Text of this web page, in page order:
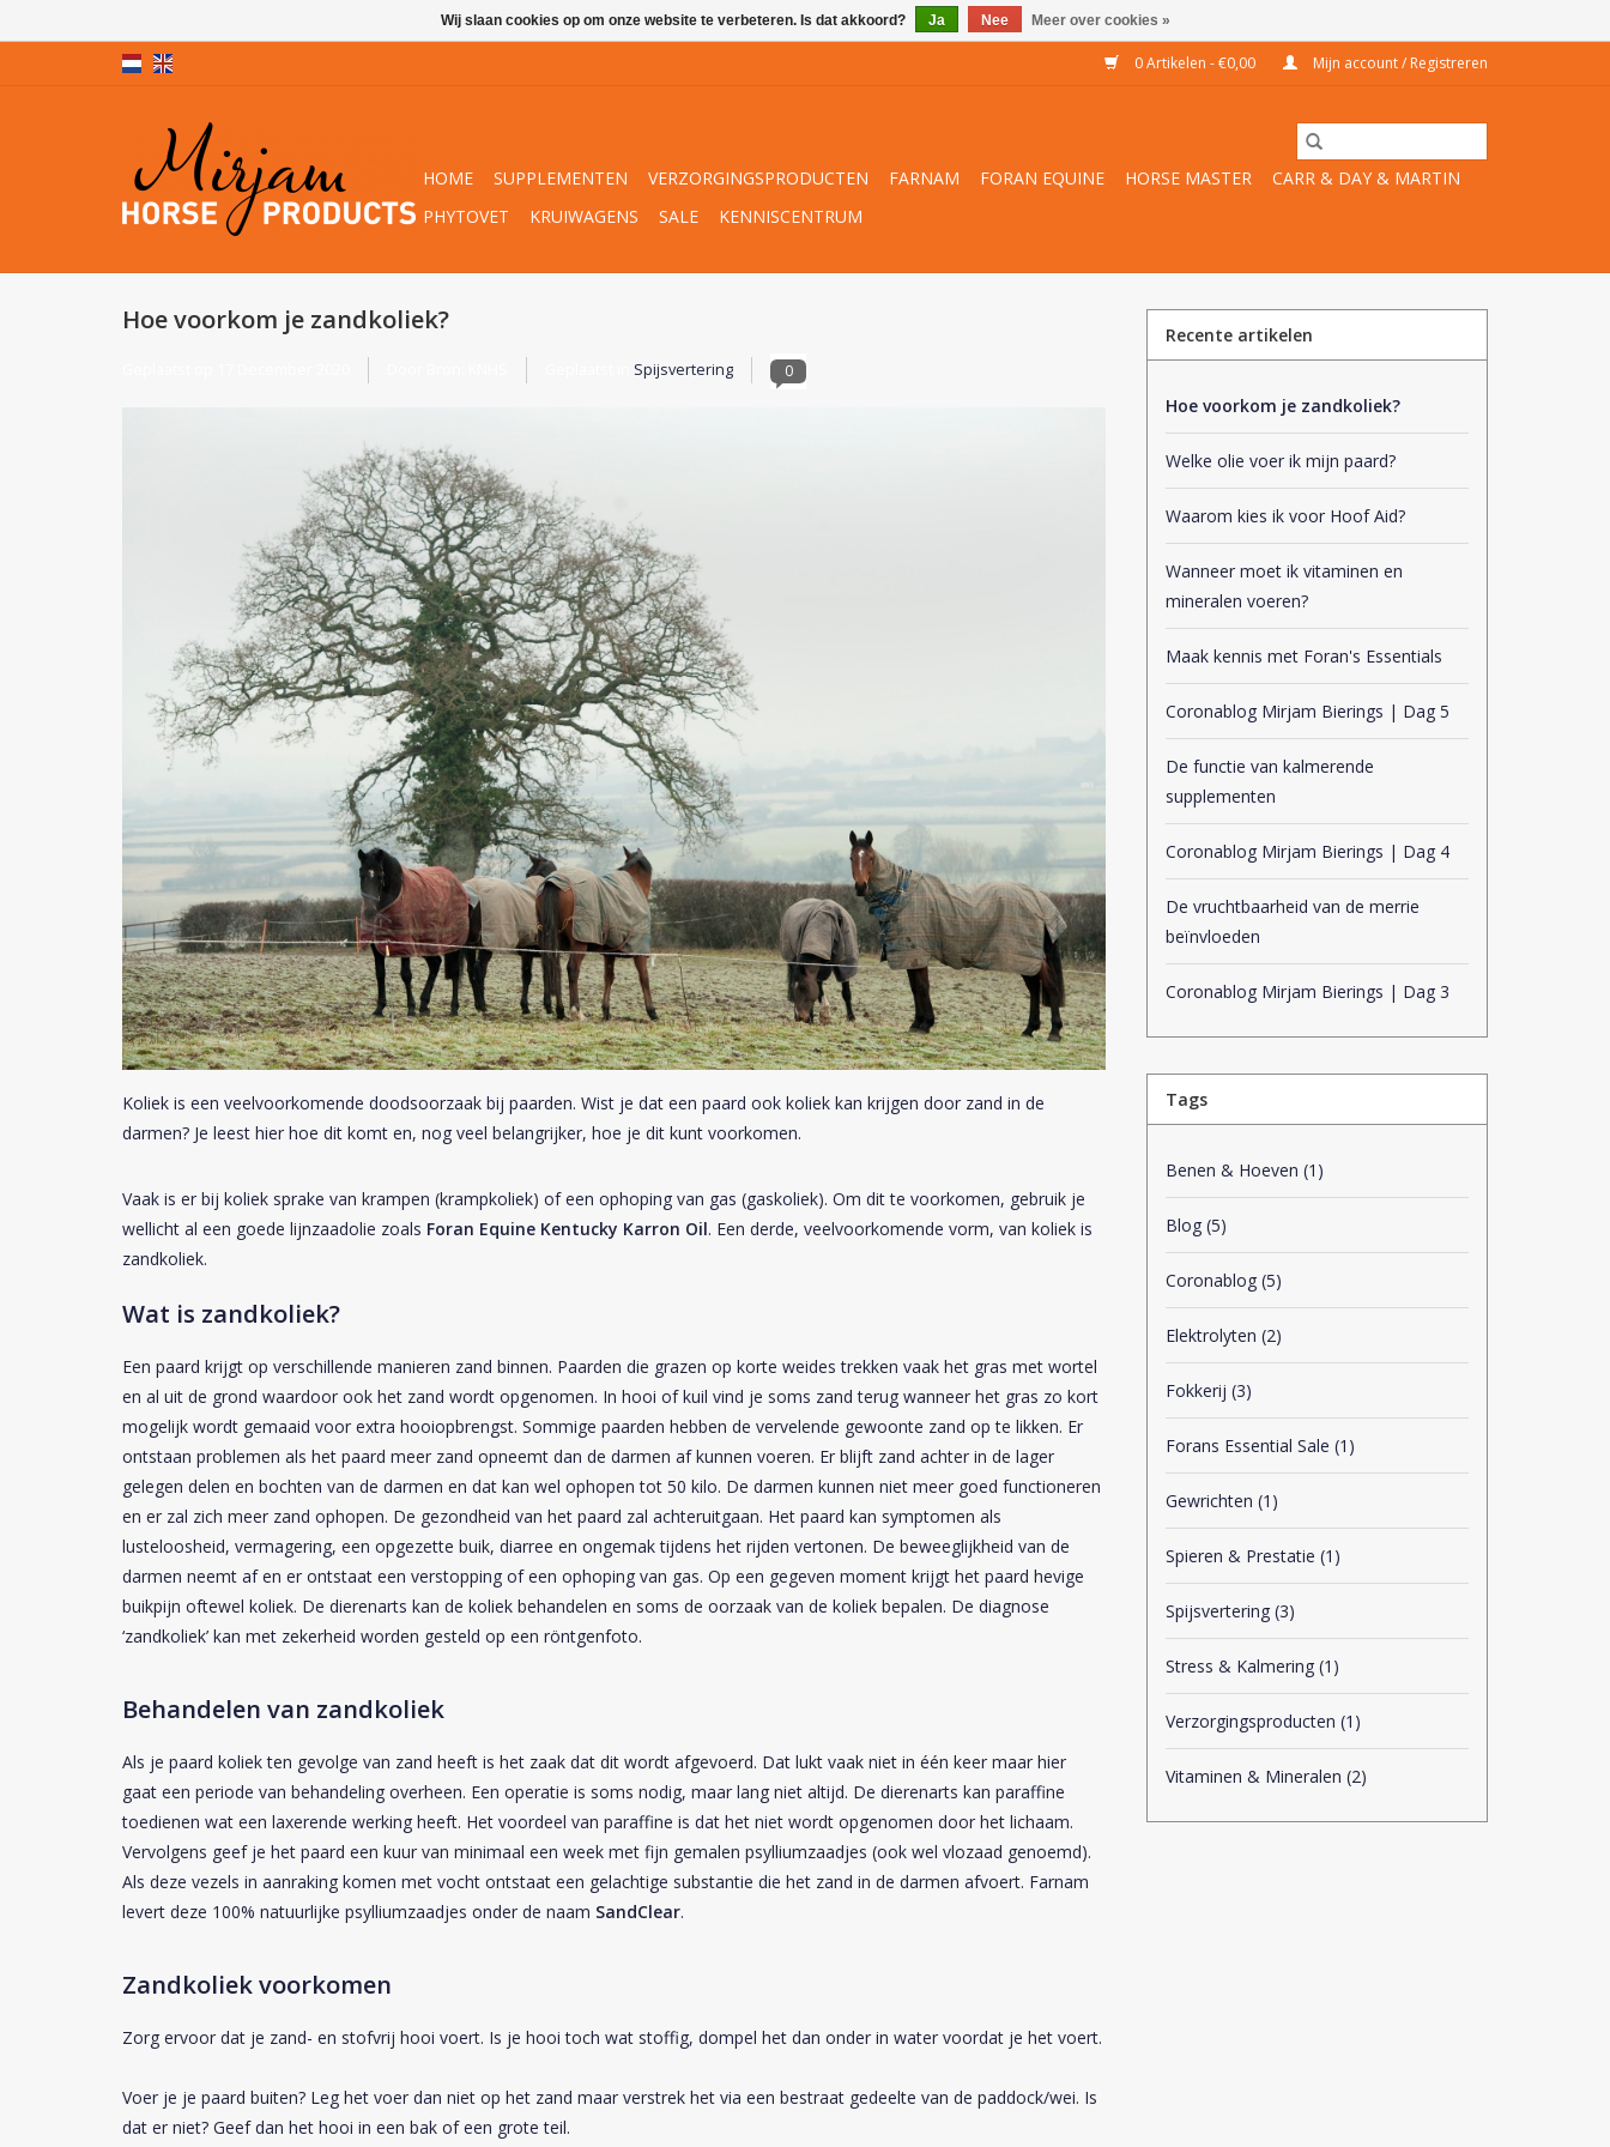
0 Artikelen - €0,00 Mijn account / Registreren
HOME SUPPLEMENTEN VERZORGINGSPRODUCTEN FARNAM FORAN EQUINE HORSE MASTER
CARR & DAY & MARTIN
PHYTOVET
KRUIWAGENS SALE KENNISCENTRUM
Hoe voorkom je zandkoliek?
Spijsvertering 0
Koliek is een veelvoorkomende doodsoorzaak bij paarden. Wist je dat een paard ook koliek kan krijgen door zand in de
darmen? Je leest hier hoe dit komt en, nog veel belangrijker, hoe je dit kunt voorkomen.
Vaak is er bij koliek sprake van krampen (krampkoliek) of een ophoping van gas (gaskoliek). Om dit te voorkomen, gebruik je
wellicht al een goede lijnzaadolie zoals Foran Equine Kentucky Karron Oil. Een derde, veelvoorkomende vorm, van koliek is
zandkoliek.
Wat is zandkoliek?
Een paard krijgt op verschillende manieren zand binnen. Paarden die grazen op korte weides trekken vaak het gras met wortel
en al uit de grond waardoor ook het zand wordt opgenomen. In hooi of kuil vind je soms zand terug wanneer het gras zo kort
mogelijk wordt gemaaid voor extra hooiopbrengst. Sommige paarden hebben de vervelende gewoonte zand op te likken. Er
ontstaan problemen als het paard meer zand opneemt dan de darmen af kunnen voeren. Er blijft zand achter in de lager
gelegen delen en bochten van de darmen en dat kan wel ophopen tot 50 kilo. De darmen kunnen niet meer goed functioneren
en er zal zich meer zand ophopen. De gezondheid van het paard zal achteruitgaan. Het paard kan symptomen als
lusteloosheid, vermagering, een opgezette buik, diarree en ongemak tijdens het rijden vertonen. De beweeglijkheid van de
darmen neemt af en er ontstaat een verstopping of een ophoping van gas. Op een gegeven moment krijgt het paard hevige
buikpijn oftewel koliek. De dierenarts kan de koliek behandelen en soms de oorzaak van de koliek bepalen. De diagnose
‘zandkoliek’ kan met zekerheid worden gesteld op een röntgenfoto.
Behandelen van zandkoliek
Als je paard koliek ten gevolge van zand heeft is het zaak dat dit wordt afgevoerd. Dat lukt vaak niet in één keer maar hier
gaat een periode van behandeling overheen. Een operatie is soms nodig, maar lang niet altijd. De dierenarts kan paraffine
toedienen wat een laxerende werking heeft. Het voordeel van paraffine is dat het niet wordt opgenomen door het lichaam.
Vervolgens geef je het paard een kuur van minimaal een week met fijn gemalen psylliumzaadjes (ook wel vlozaad genoemd).
Als deze vezels in aanraking komen met vocht ontstaat een gelachtige substantie die het zand in de darmen afvoert. Farnam
levert deze 100% natuurlijke psylliumzaadjes onder de naam SandClear.
Zandkoliek voorkomen
Zorg ervoor dat je zand- en stofvrij hooi voert. Is je hooi toch wat stoffig, dompel het dan onder in water voordat je het voert.
Voer je je paard buiten? Leg het voer dan niet op het zand maar verstrek het via een bestraat gedeelte van de paddock/wei. Is
dat er niet? Geef dan het hooi in een bak of een grote teil.
Recente artikelen
Hoe voorkom je zandkoliek?
Welke olie voer ik mijn paard?
Waarom kies ik voor Hoof Aid?
Wanneer moet ik vitaminen en
mineralen voeren?
Maak kennis met Foran's Essentials
Coronablog Mirjam Bierings | Dag 5
De functie van kalmerende
supplementen
Coronablog Mirjam Bierings | Dag 4
De vruchtbaarheid van de merrie
beïnvloeden
Coronablog Mirjam Bierings | Dag 3
Tags
Benen & Hoeven (1)
Blog (5)
Coronablog (5)
Elektrolyten (2)
Fokkerij (3)
Forans Essential Sale (1)
Gewrichten (1)
Spieren & Prestatie (1)
Spijsvertering (3)
Stress & Kalmering (1)
Verzorgingsproducten (1)
Vitaminen & Mineralen (2)
Wij slaan cookies op om onze website te verbeteren. Is dat akkoord? Ja Nee Meer over cookies »